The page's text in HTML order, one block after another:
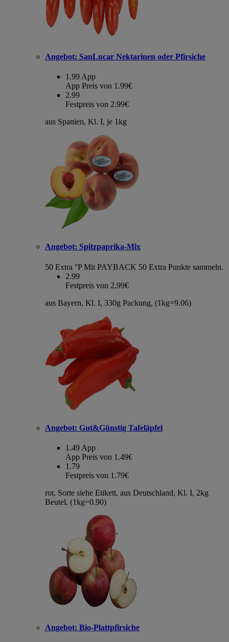
Angebot: SanLucar Nektarinen oder Pfirsiche
1.99 App
App Preis von 1.99€
2.99
Festpreis von 2.99€
aus Spanien, Kl. I, je 1kg
Angebot: Spitzpaprika-Mix
50 Extra °P Mit PAYBACK 50 Extra Punkte sammeln.
2.99
Festpreis von 2.99€
aus Bayern, Kl. I, 330g Packung, (1kg=9.06)
Angebot: Gut&Günstig Tafeläpfel
1.49 App
App Preis von 1.49€
1.79
Festpreis von 1.79€
rot, Sorte siehe Etikett, aus Deutschland, Kl. I, 2kg
Beutel, (1kg=0.90)
Angebot: Bio-Plattpfirsiche